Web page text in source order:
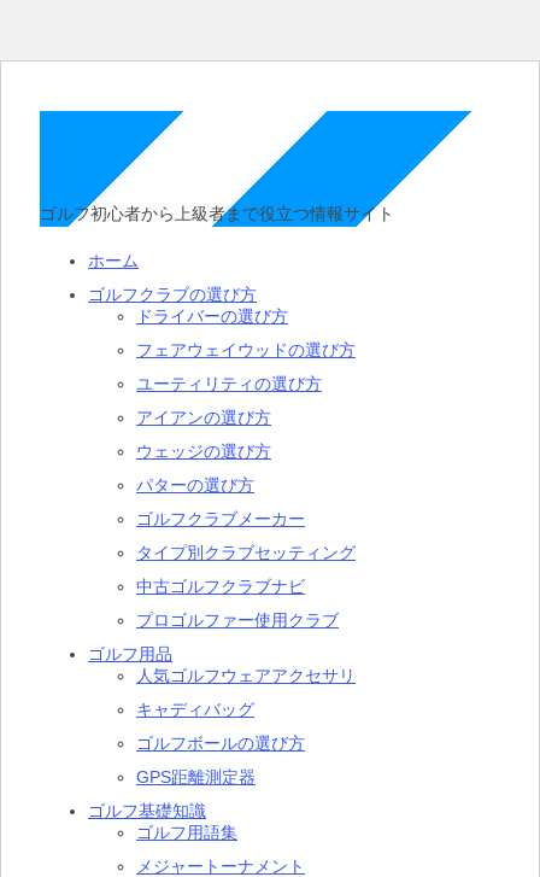
ゴルフ初心者から上級者まで役立つ情報サイト
ホーム
ゴルフクラブの選び方
ドライバーの選び方
フェアウェイウッドの選び方
ユーティリティの選び方
アイアンの選び方
ウェッジの選び方
パターの選び方
ゴルフクラブメーカー
タイプ別クラブセッティング
中古ゴルフクラブナビ
プロゴルファー使用クラブ
ゴルフ用品
人気ゴルフウェアアクセサリ
キャディバッグ
ゴルフボールの選び方
GPS距離測定器
ゴルフ基礎知識
ゴルフ用語集
メジャートーナメント